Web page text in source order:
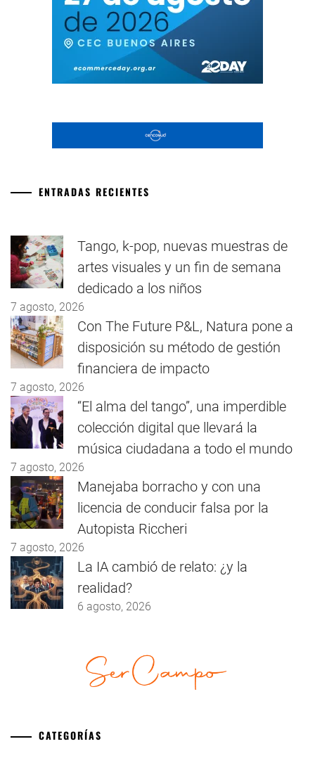
ENTRADAS RECIENTES
Tango, k-pop, nuevas muestras de
artes visuales y un fin de semana
dedicado a los niños
7 agosto, 2026
Con The Future P&L, Natura pone a
disposición su método de gestión
financiera de impacto
7 agosto, 2026
“El alma del tango”, una imperdible
colección digital que llevará la
música ciudadana a todo el mundo
7 agosto, 2026
Manejaba borracho y con una
licencia de conducir falsa por la
Autopista Riccheri
7 agosto, 2026
La IA cambió de relato: ¿y la
realidad?
6 agosto, 2026
CATEGORÍAS